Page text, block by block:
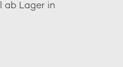
ab Lager in